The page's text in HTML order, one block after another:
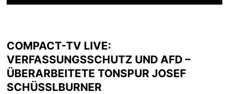
COMPACT-TV LIVE:
VERFASSUNGSSCHUTZ UND AFD –
ÜBERARBEITETE TONSPUR JOSEF
SCHÜSSLBURNER